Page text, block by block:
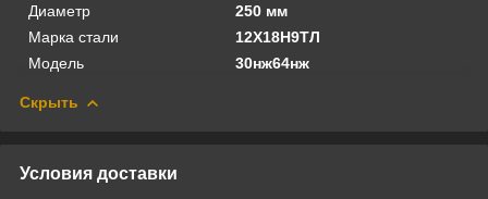
Диаметр
250 мм
Марка стали
12Х18Н9ТЛ
Модель
30нж64нж
Скрыть
Условия доставки